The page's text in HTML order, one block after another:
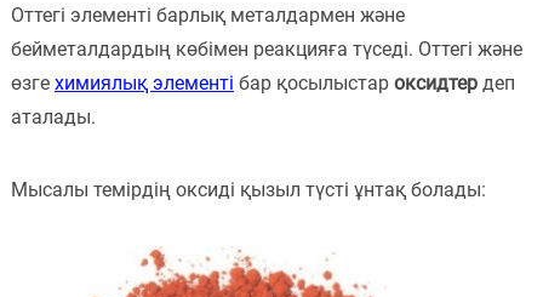
Пәндер
Оттегі элементі барлық металдармен және
бейметалдардың көбімен реакцияға түседі. Оттегі және
өзге химиялық элементі бар қосылыстар оксидтердеп
аталады.
Мысалы темірдің оксиді қызыл түсті ұнтақ болады: